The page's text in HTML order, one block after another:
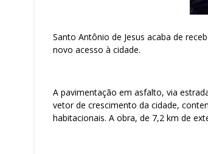
Santo Antônio de Jesus acaba de
novo acesso à cidade.
A pavimentação em asfalto, via
vetor de crescimento da cidade,
habitacionais. A obra, de 7,2 km de